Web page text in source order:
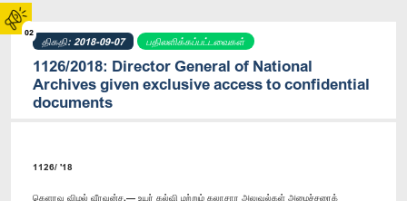
02
திகதி: 2018-09-07 பதிலளிக்கப்பட்டவைகள்
1126/2018: Director General of National
Archives given exclusive access to confidential
documents
1126/ '18
கெளரவ விமல் வீரவன்ச,— உயர் கல்வி மற்றும் கலாசார அலுவல்கள் அமைச்சரைக்